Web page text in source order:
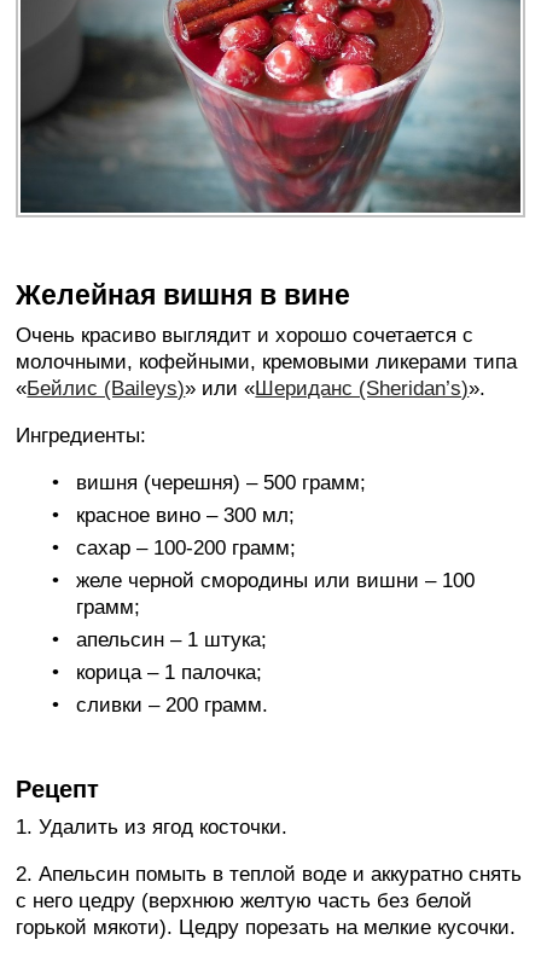
Желейная вишня в вине
Очень красиво выглядит и хорошо сочетается с
молочными, кофейными, кремовыми ликерами типа
«Бейлис (Baileys)» или «Шериданс (Sheridan’s)».
Ингредиенты:
вишня (черешня) – 500 грамм;
красное вино – 300 мл;
сахар – 100-200 грамм;
желе черной смородины или вишни – 100
грамм;
апельсин – 1 штука;
корица – 1 палочка;
сливки – 200 грамм.
Рецепт
1. Удалить из ягод косточки.
2. Апельсин помыть в теплой воде и аккуратно снять
с него цедру (верхнюю желтую часть без белой
горькой мякоти). Цедру порезать на мелкие кусочки.